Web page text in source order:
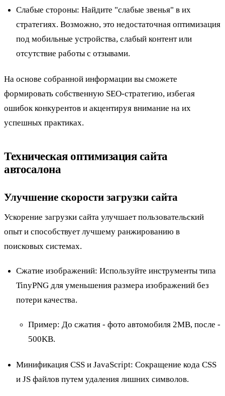
Слабые стороны: Найдите "слабые звенья" в их
стратегиях. Возможно, это недостаточная оптимизация
под мобильные устройства, слабый контент или
отсутствие работы с отзывами.
На основе собранной информации вы сможете
формировать собственную SEO-стратегию, избегая
ошибок конкурентов и акцентируя внимание на их
успешных практиках.
Техническая оптимизация сайта
автосалона
Улучшение скорости загрузки сайта
Ускорение загрузки сайта улучшает пользовательский
опыт и способствует лучшему ранжированию в
поисковых системах.
Сжатие изображений: Используйте инструменты типа
TinyPNG для уменьшения размера изображений без
потери качества.
Пример: До сжатия - фото автомобиля 2MB, после -
500KB.
Минификация CSS и JavaScript: Сокращение кода CSS
и JS файлов путем удаления лишних символов.